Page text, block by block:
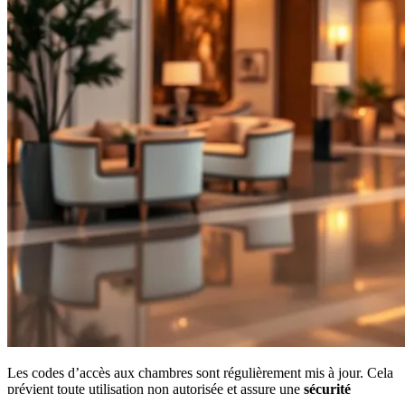
Les codes d’accès aux chambres sont régulièrement mis à jour. Cela
prévient toute utilisation non autorisée et assure une sécurité